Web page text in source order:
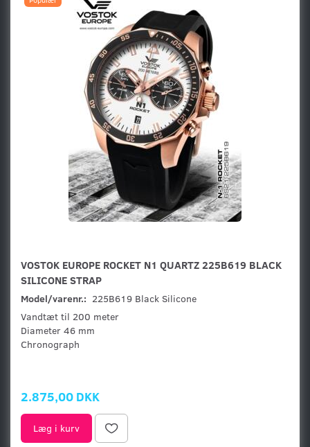
VOSTOK EUROPE ROCKET N1 QUARTZ 225B619 BLACK
SILICONE STRAP
Model/varenr.: 225B619 Black Silicone
Vandtæt til 200 meter
Diameter 46 mm
Chronograph
2.875,00 DKK
Læg i kurv